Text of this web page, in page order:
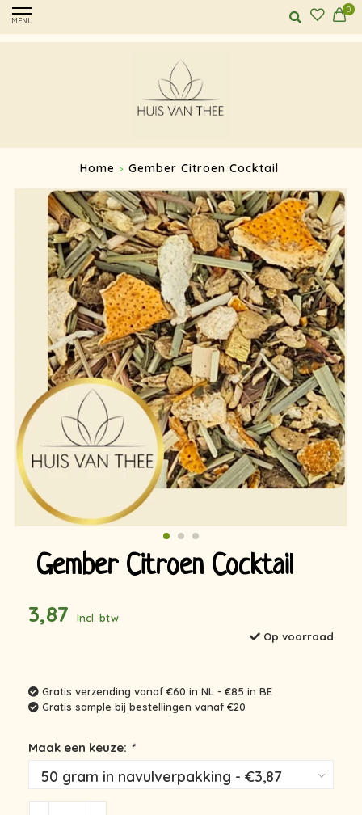
MENU
0
Home > Gember Citroen Cocktail
Gember Citroen Cocktail
3,87
Incl. btw
Op voorraad
Gratis verzending vanaf €60 in NL - €85 in BE
Gratis sample bij bestellingen vanaf €20
Maak een keuze: *